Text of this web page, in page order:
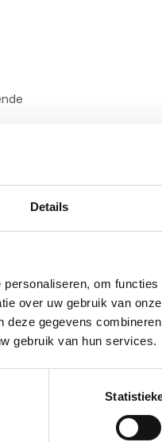
Details
om
over uw gebruik van
gegevens
gebruik van hun services.
.